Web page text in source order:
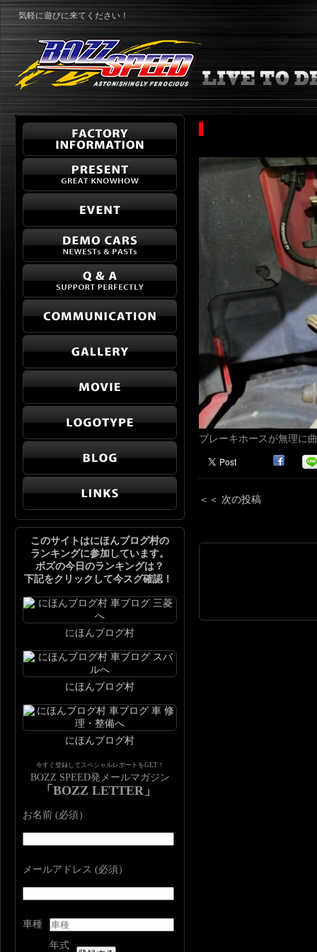
気軽に遊びに来てください！
ブレーキホースが無理に
＜＜ 次の投稿
このサイトはにほんブログ村の
ランキングに参加しています。
ボズの今日のランキングは？
下記をクリックして今スグ確認！
にほんブログ村
にほんブログ村
にほんブログ村
今すぐ登録してスペシャルレポートをGET！
BOZZ SPEED発メールマガジン
「BOZZ LETTER」
お名前 (必須）
メールアドレス (必須）
車種
年式